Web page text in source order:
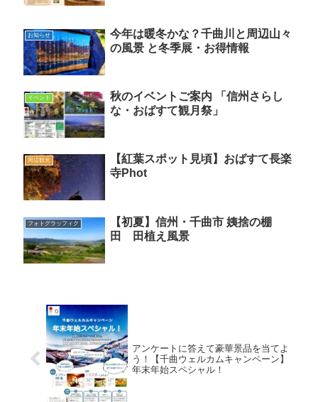
お知らせ
今年は暖冬かな？千曲川と周辺山々
の風景 と冬季展・お得情報
イベント
秋のイベントご案内 「信州さらし
な・おばすて観月祭」
周辺観光
【紅葉スポット見頃】おばすて長楽
寺Phot
フォトグラッフィク
【初夏】信州・千曲市 姨捨の棚
田 田植え風景
アンケートに答えて豪華景品を当てよ
う！【千曲ウェルカムキャンペーン】
年末年始スペシャル！